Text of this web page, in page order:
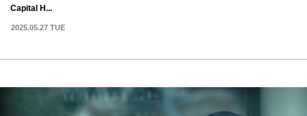
Capital H...
2025.05.27 TUE